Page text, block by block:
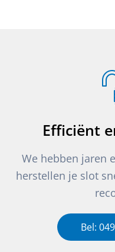
Efficiënt
We hebben jaren
herstellen je slot
Bel: